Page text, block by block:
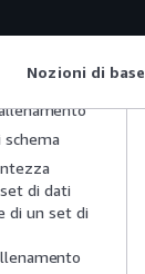
Nozioni di base
d'uso alle
schema
di dati
di un set di